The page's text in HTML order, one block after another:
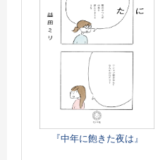
『中年に飽きた夜は』